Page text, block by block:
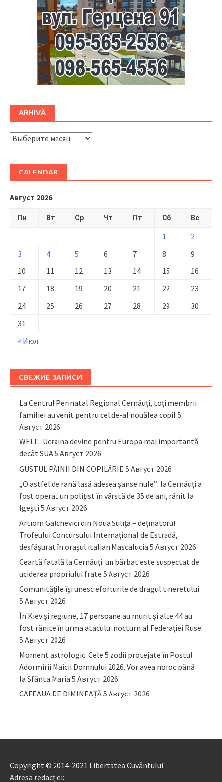
ARHIVĂ
ARHIVĂ
CALENDAR
Август 2026
Пн Вт Ср Чт Пт Сб Вс
« Июл
1
2
3
4 5 6 7 8
9
10
11 12 13 14 15
16
17
18 19 20 21 22
23
24
25 26 27 28 29
30
31
СВЕЖИЕ ЗАПИСИ
La Centrul Perinatal Regional Cernăuți, toți membrii
familiei au venit pentru cel de-al nouălea copil 5
Август 2026
WELT: Ucraina devine pentru Europa mai importantă
decât SUA5 Август 2026
GUSTUL PÂINII DIN COPILĂRIE 5 Август 2026
„O astfel de rană lasă adesea șanse nule”: la Cernăuți a
fost operat un polițist în vârstă de 35 de ani, rănit la
Igești 5 Август 2026
Artiom Galchevici din Noua Suliță – deținătorul
Trofeului Concursului Internațional de Estradă,
desfășurat în orașul italian Mascalucia 5 Август 2026
Ceartă fatală la Cernăuți: un bărbat este suspectat de
uciderea propriului frate 5 Август 2026
Comunitățile își unesc eforturile de dragul tineretului
5 Август 2026
În Kiev și regiune, 17 persoane au murit și alte 44 au
fost rănite în urma atacului nocturn al Federației Ruse
5 Август 2026
Moment astrologic. Cele 5 zodii protejate în Postul
Adormirii Maicii Domnului 2026. Vor avea noroc până
la Sfânta Maria 5 Август 2026
CAFEAUA DE DIMINEAȚĂ5 Август 2026
Copyright © 2014-2021 Libertatea Cuvântului
Adresa redacției: